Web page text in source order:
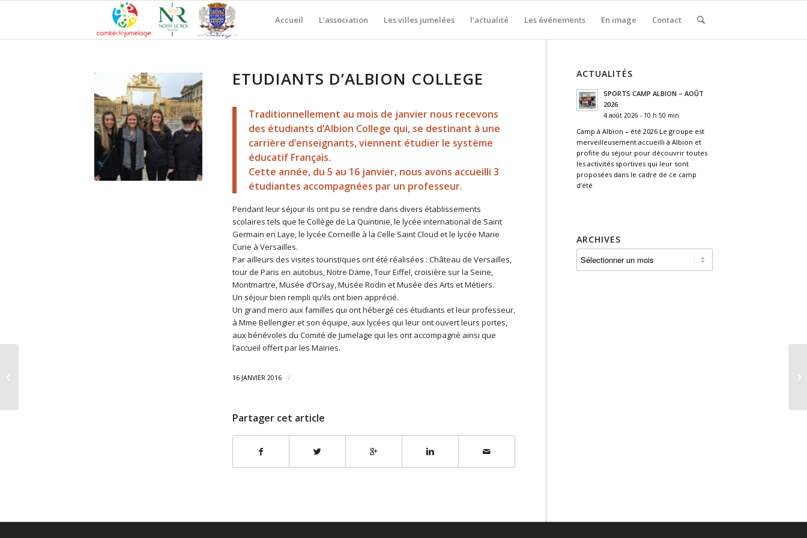
Accueil L’association Les villes jumelées l’actualité Les événements En image Contact
ETUDIANTS D’ALBION COLLEGE
Traditionnellement au mois de janvier nous recevons
des étudiants d’Albion College qui, se destinant à une
carrière d’enseignants, viennent étudier le système
éducatif Français.
Cette année, du 5 au 16 janvier, nous avons accueilli 3
étudiantes accompagnées par un professeur.
Pendant leur séjour ils ont pu se rendre dans divers établissements
scolaires tels que le Collège de La Quintinie, le lycée international de Saint
Germain en Laye, le lycée Corneille à la Celle Saint Cloud et le lycée Marie
Curie à Versailles.
Par ailleurs des visites touristiques ont été réalisées : Château de Versailles,
tour de Paris en autobus, Notre Dame, Tour Eiffel, croisière sur la Seine,
Montmartre, Musée d’Orsay, Musée Rodin et Musée des Arts et Métiers.
Un séjour bien rempli qu’ils ont bien apprécié.
Un grand merci aux familles qui ont hébergé ces étudiants et leur professeur,
à Mme Bellengier et son équipe, aux lycées qui leur ont ouvert leurs portes,
aux bénévoles du Comité de Jumelage qui les ont accompagné ainsi que
l’accueil offert par les Mairies.
16 JANVIER 2016 /
Partager cet article
ACTUALITÉS
SPORTS CAMP ALBION – AOÛT
2026
4 août 2026 - 10 h 50 min
Camp à Albion – été 2026 Le groupe est
merveilleusement accueilli à Albion et
profite du séjour pour découvrir toutes
les activités sportives qui leur sont
proposées dans le cadre de ce camp
d’été
ARCHIVES